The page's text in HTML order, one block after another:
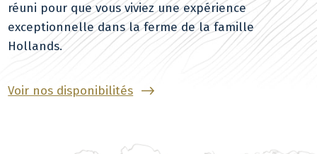
réuni pour que vous viviez une expérience
exceptionnelle dans la ferme de la famille
Hollands.
Voir nos disponibilités